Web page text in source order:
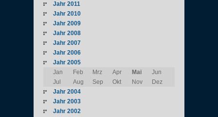
Jahr 2011
Jahr 2010
Jahr 2009
Jahr 2008
Jahr 2007
Jahr 2006
Jahr 2005
Jan
Feb Mrz Apr Mai
Jun
Jul
Aug Sep Okt Nov
Dez
Jahr 2004
Jahr 2003
Jahr 2002